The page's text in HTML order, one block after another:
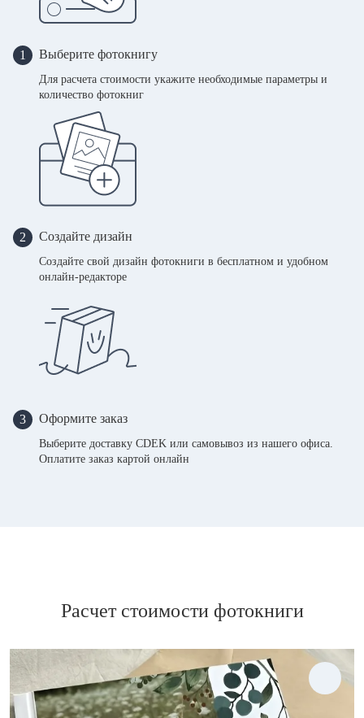
1 Выберите фотокнигу
Для расчета стоимости укажите необходимые параметры и
количество фотокниг
2 Создайте дизайн
Создайте свой дизайн фотокниги в бесплатном и удобном
онлайн-редакторе
3 Оформите заказ
Выберите доставку CDEK или самовывоз из нашего офиса.
Оплатите заказ картой онлайн
Расчет стоимости фотокниги